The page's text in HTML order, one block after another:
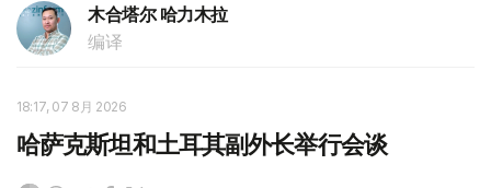
木合塔尔 哈力木拉
编译
18:17, 07 8月 2026
哈萨克斯坦和土耳其副外长举行会谈